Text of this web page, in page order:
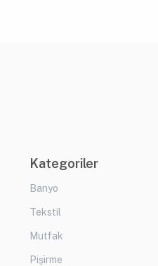
Kategoriler
Banyo
Tekstil
Mutfak
Pişirme